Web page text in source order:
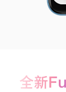
全新